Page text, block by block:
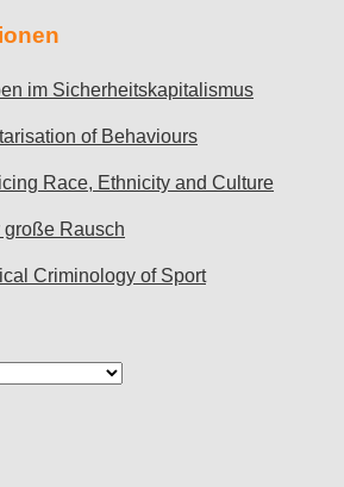
im Sicherheitskapitalismus
of Behaviours
Race, Ethnicity and Culture
große Rausch
Criminology of Sport